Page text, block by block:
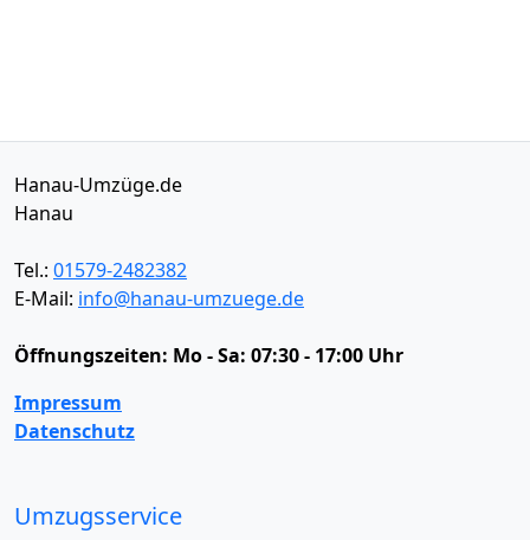
Hanau-Umzüge.de
Hanau
Tel.: 01579-2482382
E-Mail: info@hanau-umzuege.de
Öffnungszeiten: Mo - Sa: 07:30 - 17:00 Uhr
Impressum
Datenschutz
Umzugsservice